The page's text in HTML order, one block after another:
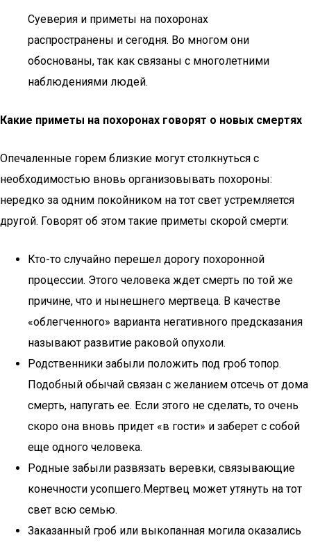
Суеверия и приметы на похоронах
распространены и сегодня. Во многом они
обоснованы, так как связаны с многолетними
наблюдениями людей.
Какие приметы на похоронах говорят о новых смертях
Опечаленные горем близкие могут столкнуться с
необходимостью вновь организовывать похороны:
нередко за одним покойником на тот свет устремляется
другой. Говорят об этом такие приметы скорой смерти:
Кто-то случайно перешел дорогу похоронной
процессии. Этого человека ждет смерть по той же
причине, что и нынешнего мертвеца. В качестве
«облегченного» варианта негативного предсказания
называют развитие раковой опухоли.
Родственники забыли положить под гроб топор.
Подобный обычай связан с желанием отсечь от дома
смерть, напугать ее. Если этого не сделать, то очень
скоро она вновь придет «в гости» и заберет с собой
еще одного человека.
Родные забыли развязать веревки, связывающие
конечности усопшего.Мертвец может утянуть на тот
свет всю семью.
Заказанный гроб или выкопанная могила оказались